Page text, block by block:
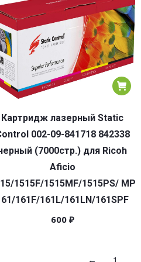
Картридж лазерный Static
002-09-841718 842338
(7000стр.) для Ricoh
Aficio
1515F/1515MF/1515PS/ MP
161F/161L/161LN/161SPF
600 ₽
← 1 …